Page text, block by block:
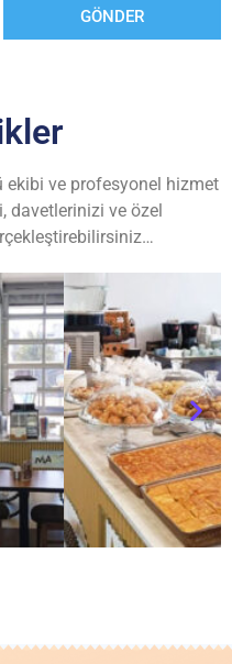
GÖNDER
ekibi ve profesyonel hizmet
davetlerinizi ve özel